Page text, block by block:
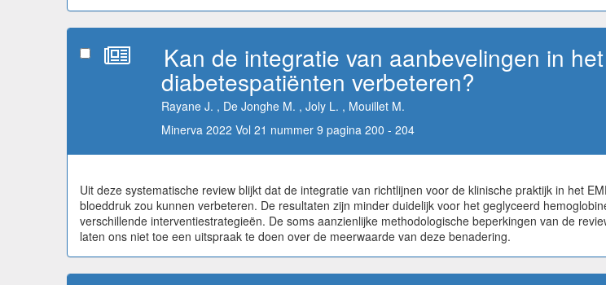
Kan de integratie van aanbevelingen in
diabetespatiënten verbeteren?
Rayane J. , De Jonghe M. , Joly L. , Mouillet M.
Minerva 2022 Vol 21 nummer 9 pagina 200 - 204
Uit deze systematische review blijkt dat de integratie van richtlijnen voor de klinische praktijk in het
bloeddruk zou kunnen verbeteren. De resultaten zijn minder duidelijk voor het geglyceerd
verschillende interventiestrategieën. De soms aanzienlijke methodologische beperkingen van de
laten ons niet toe een uitspraak te doen over de meerwaarde van deze benadering.